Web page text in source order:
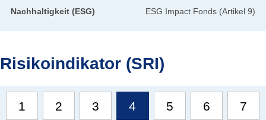
Nachhaltigkeit (ESG) ESG Impact Fonds (Artikel 9)
Risikoindikator (SRI)
1 2 3 4 5 6 7